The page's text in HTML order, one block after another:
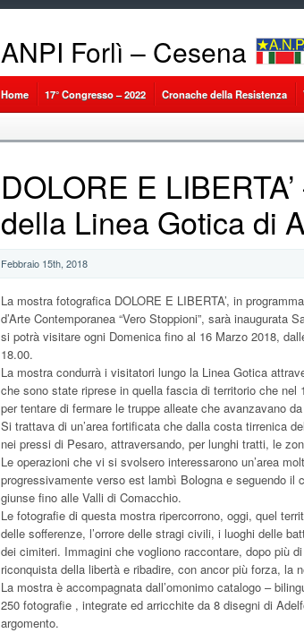
ANPI Forlì – Cesena
Home 17° Congresso – 2022 Cronache della Resistenza
DOLORE E
della Linea Gotica di
Febbraio 15th, 2018
La mostra fotografica DOLORE E LIBERTA’, in
d’Arte Contemporanea “Vero Stoppioni”, sarà inaugurata
si potrà visitare ogni Domenica fino al 16 Marzo 2018,
18.00.
La mostra condurrà i visitatori lungo la Linea Gotica
che sono state riprese in quella fascia di territorio che nel
per tentare di fermare le truppe alleate che avanzavano
Si trattava di un’area fortificata che dalla costa tirrenica
nei pressi di Pesaro, attraversando, per lunghi tratti, le
Le operazioni che vi si svolsero interessarono un’area
progressivamente verso est lambì Bologna e seguendo il
giunse fino alle Valli di Comacchio.
Le fotografie di questa mostra ripercorrono, oggi, quel
delle sofferenze, l’orrore delle stragi civili, i luoghi delle
dei cimiteri. Immagini che vogliono raccontare, dopo più
riconquista della libertà e ribadire, con ancor più forza, la
La mostra è accompagnata dall’omonimo catalogo –
250 fotografie , integrate ed arricchite da 8 disegni di
argomento.